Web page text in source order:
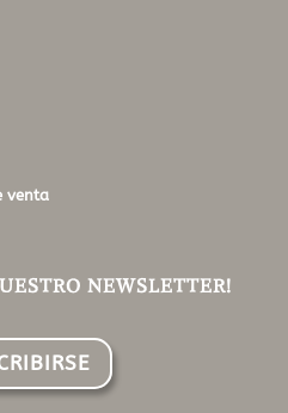
venta
NEWSLETTER!